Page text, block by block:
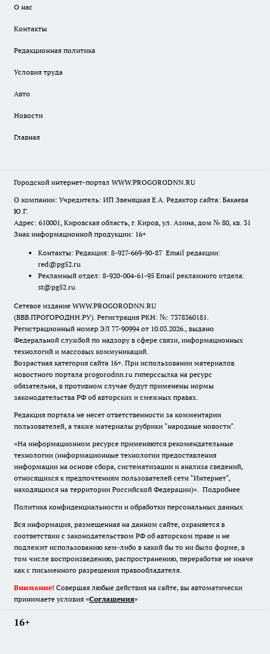
О нас
Контакты
Редакционная политика
Условия труда
Авто
Новости
Главная
Городской интернет-портал WWW.PROGORODNN.RU
О компании: Учредитель: ИП Звеняцкая Е.А. Редактор сайта: Бакаева
Ю.Г.
Адрес: 610001, Кировская область, г. Киров, ул. Азина, дом № 80, кв. 31
Знак информационной продукции: 16+
Контакты: Редакция: 8-927-669-90-87 Email редакции:
red@pg52.ru
Рекламный отдел: 8-920-004-61-95 Email рекламного отдела:
st@pg52.ru
Сетевое издание WWW.PROGORODNN.RU
(ВВВ.ПРОГОРОДНН.РУ). Регистрация РКН: №: 7378360181.
Регистрационный номер ЭЛ 77-90994 от 10.03.2026., выдано
Федеральной службой по надзору в сфере связи, информационных
технологий и массовых коммуникаций.
Возрастная категория сайта 16+. При использовании материалов
новостного портала progorodnn.ru гиперссылка на ресурс
обязательна, в противном случае будут применены нормы
законодательства РФ об авторских и смежных правах.
Редакция портала не несет ответственности за комментарии
пользователей, а также материалы рубрики "народные новости".
«На информационном ресурсе применяются рекомендательные
технологии (информационные технологии предоставления
информации на основе сбора, систематизации и анализа сведений,
относящихся к предпочтениям пользователей сети "Интернет",
находящихся на территории Российской Федерации)». Подробнее
Политика конфиденциальности и обработки персональных данных
Вся информация, размещенная на данном сайте, охраняется в
соответствии с законодательством РФ об авторском праве и не
подлежит использованию кем-либо в какой бы то ни было форме, в
том числе воспроизведению, распространению, переработке не иначе
как с письменного разрешения правообладателя.
Внимание! Совершая любые действия на сайте, вы автоматически
принимаете условия «Cоглашения»
16+